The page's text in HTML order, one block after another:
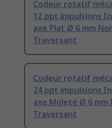
Codeur rotatif
12 ppt impulsions
axe Plat Ø 6 mm
Traversant
Codeur rotatif
24 ppt impulsions
axe Moleté Ø 6 mm
Traversant